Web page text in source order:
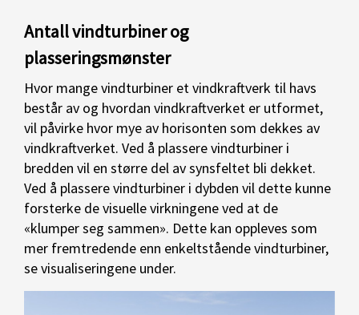
Antall vindturbiner og
plasseringsmønster
Hvor mange vindturbiner et vindkraftverk til havs
består av og hvordan vindkraftverket er utformet,
vil påvirke hvor mye av horisonten som dekkes av
vindkraftverket. Ved å plassere vindturbiner i
bredden vil en større del av synsfeltet bli dekket.
Ved å plassere vindturbiner i dybden vil dette kunne
forsterke de visuelle virkningene ved at de
«klumper seg sammen». Dette kan oppleves som
mer fremtredende enn enkeltstående vindturbiner,
se visualiseringene under.